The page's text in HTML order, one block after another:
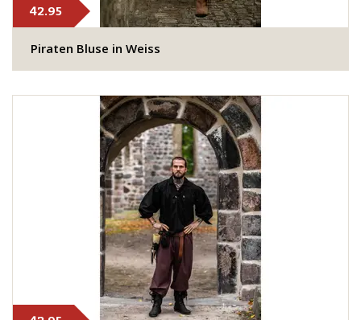
42.95
Piraten Bluse in Weiss